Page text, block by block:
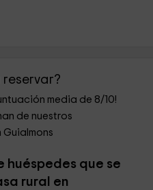
media de 8/10!
de nuestros
huéspedes que se
rural en